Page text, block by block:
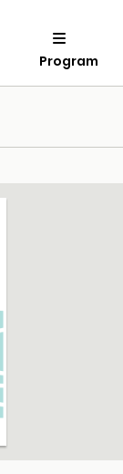
Program